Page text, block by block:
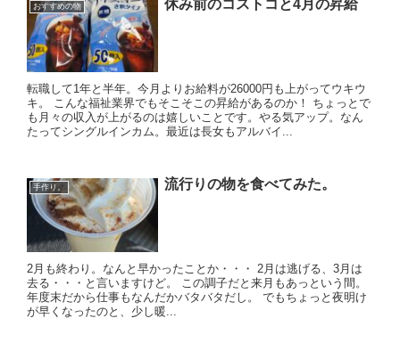
おすすめの物 休み前のコストコと4月の昇給
転職して1年と半年。今月よりお給料が26000円も上がってウキウ
キ。 こんな福祉業界でもそこそこの昇給があるのか！ ちょっとで
も月々の収入が上がるのは嬉しいことです。やる気アップ。なん
たってシングルインカム。最近は長女もアルバイ...
手作り。 流行りの物を食べてみた。
2月も終わり。なんと早かったことか・・・ 2月は逃げる、3月は
去る・・・と言いますけど。 この調子だと来月もあっという間。
年度末だから仕事もなんだかバタバタだし。 でもちょっと夜明け
が早くなったのと、少し暖...